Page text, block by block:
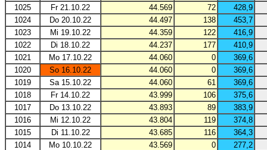
1025
Fr 21.10.22 44.569 72
428,9
1024
Do 20.10.22 44.497 138
453,7
1023
Mi 19.10.22 44.359 122
416,9
1022
Di 18.10.22 44.237 177
410,9
1021
Mo 17.10.22 44.060 0
369,6
1020
So 16.10.22 44.060 0
369,6
1019
Sa 15.10.22 44.060 61
369,6
1018
Fr 14.10.22 43.999 106
375,6
1017
Do 13.10.22 43.893 89
383,9
1016
Mi 12.10.22 43.804 119
374,8
1015
Di 11.10.22 43.685 116
364,3
1014
Mo 10.10.22 43.569 0
277,2